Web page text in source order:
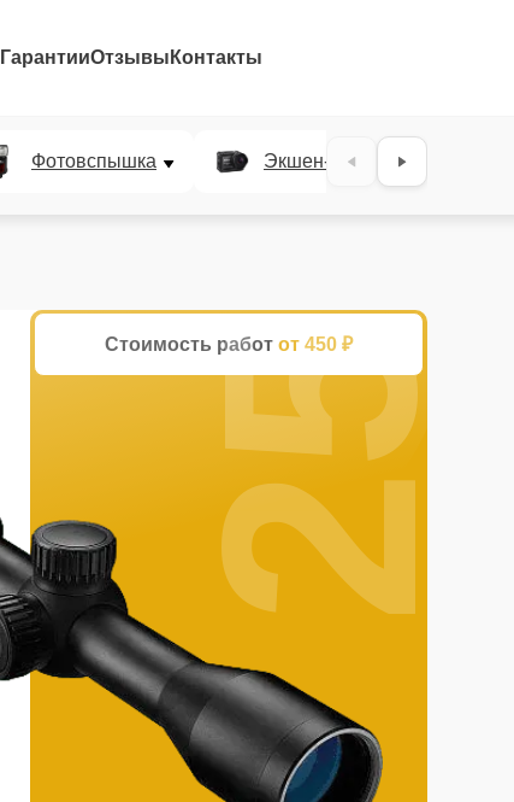
ГарантииОтзывы Контакты
Фотовспышка Экшен-камера
Стоимость работ от 450 ₽
25%